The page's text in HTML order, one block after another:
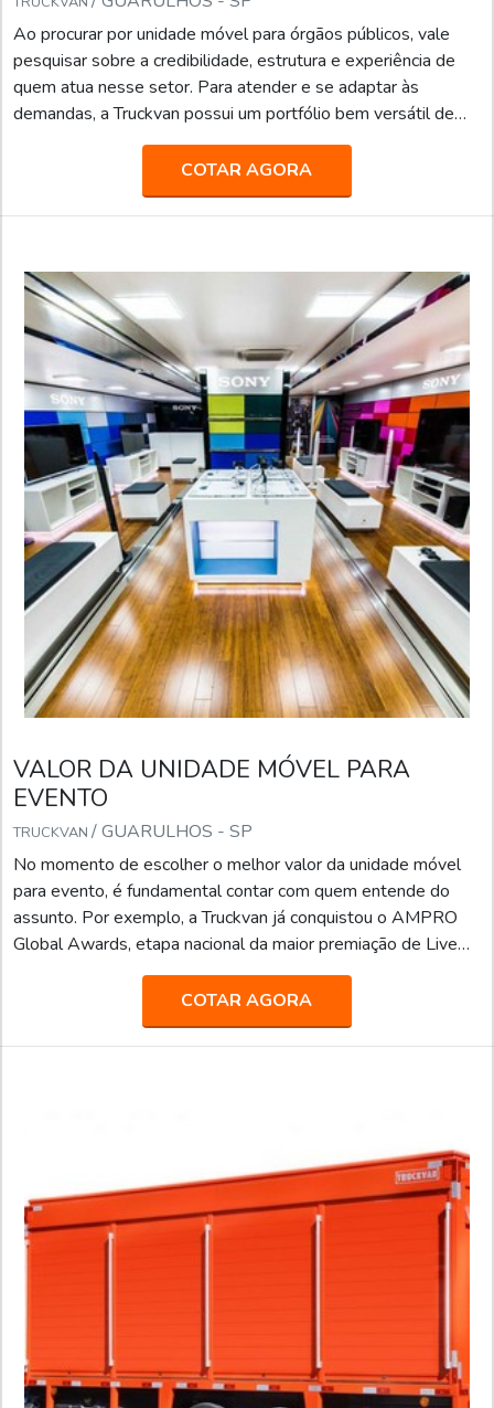
Ao procurar por unidade móvel para órgãos públicos, vale
pesquisar sobre a credibilidade, estrutura e experiência de
quem atua nesse setor. Para atender e se adaptar às
demandas, a Truckvan possui um portfólio bem versátil de
soluções sobre rodas, que podem ser usadas para os
segmentos de Saúde, Capacitação Profissional, Serviços,
Eventos, Defesa e Segurança, e diversas finalidades, tais
como: Ativações de live marketing; Estande Móvel em feiras
COTAR AGORA
VALOR DA UNIDADE MÓVEL PARA
EVENTO
TRUCKVAN / GUARULHOS - SP
No momento de escolher o melhor valor da unidade móvel
para evento, é fundamental contar com quem entende do
assunto. Por exemplo, a Truckvan já conquistou o AMPRO
Global Awards, etapa nacional da maior premiação de Live
Marketing do mundo, na categoria “Melhor Fornecedora”.A
empresa já atendeu grandes agências de comunicação,
propaganda, publicidade e live marketing, como África,
BFerraz, TUDO, entre outras, realizando ações especiais e
COTAR AGORA